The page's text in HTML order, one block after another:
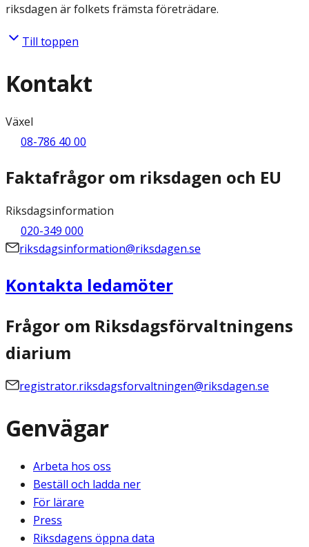
riksdagen är folkets främsta företrädare.
Till toppen
Kontakt
Växel
08-786 40 00
Faktafrågor om riksdagen och EU
Riksdagsinformation
020-349 000
riksdagsinformation@riksdagen.se
Kontakta ledamöter
Frågor om Riksdagsförvaltningens
diarium
registrator.riksdagsforvaltningen@riksdagen.se
Genvägar
Arbeta hos oss
Beställ och ladda ner
För lärare
Press
Riksdagens öppna data